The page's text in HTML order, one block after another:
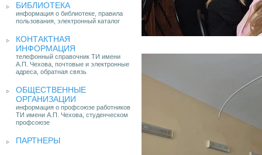
БИБЛИОТЕКА
информация о библиотеке, правила
пользования, электронный каталог
КОНТАКТНАЯ
ИНФОРМАЦИЯ
телефонный справочник ТИ имени
А.П. Чехова, почтовые и электронные
адреса, обратная связь
ОБЩЕСТВЕННЫЕ
ОРГАНИЗАЦИИ
информация о профсоюзе работников
ТИ имени А.П. Чехова, студенческом
профсоюзе
ПАРТНЕРЫ